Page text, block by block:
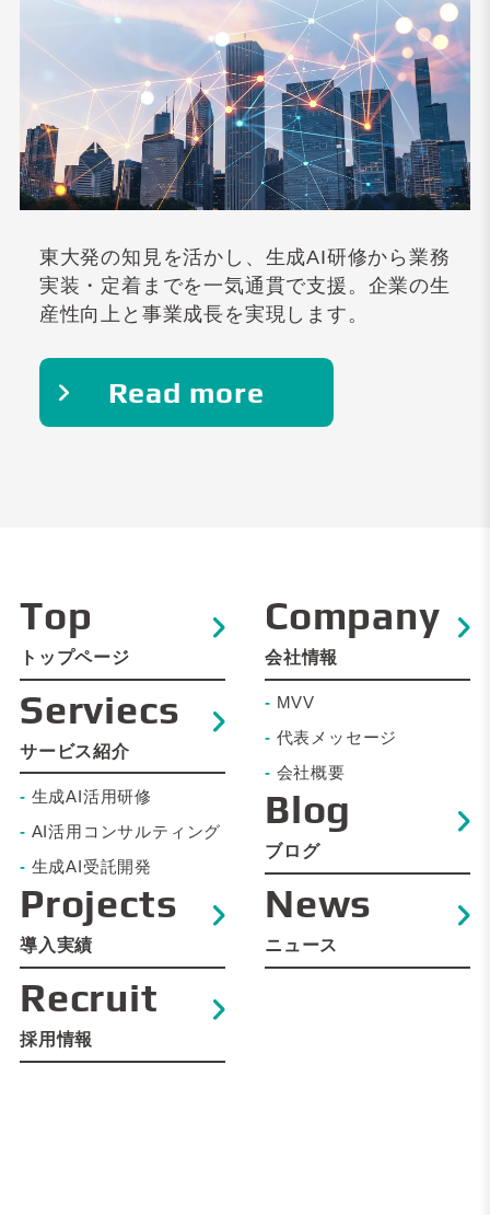
東大発の知見を活かし、生成AI研修から業務
実装・定着までを一気通貫で支援。企業の生
産性向上と事業成長を実現します。
Read more
Top
トップページ
Serviecs
サービス紹介
- 生成AI活用研修
- AI活用コンサルティング
- 生成AI受託開発
Projects
導入実績
Recruit
採用情報
Company
会社情報
- MVV
- 代表メッセージ
- 会社概要
Blog
ブログ
News
ニュース